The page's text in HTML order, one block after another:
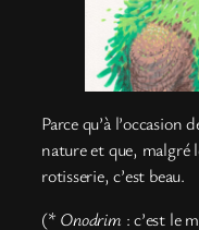
Parce qu’à l’occasion
nature et que, malgré
rotisserie, c’est beau.
(* Onodrim : c’est le